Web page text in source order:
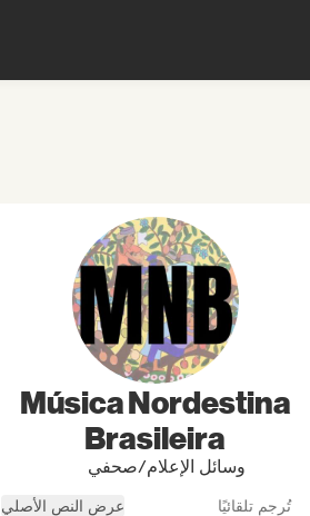
Música Nordestina
Brasileira
وسائل الإعلام/صحفي
تُرجم تلقائيًا عرض النص الأصلي